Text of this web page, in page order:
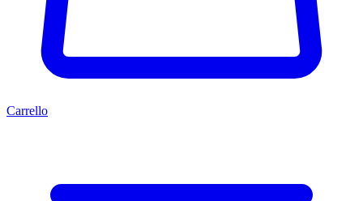
Carrello